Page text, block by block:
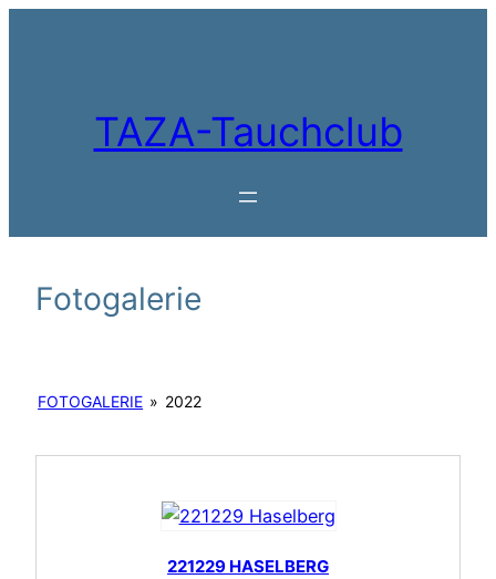
TAZA-Tauchclub
Fotogalerie
FOTOGALERIE » 2022
221229 HASELBERG